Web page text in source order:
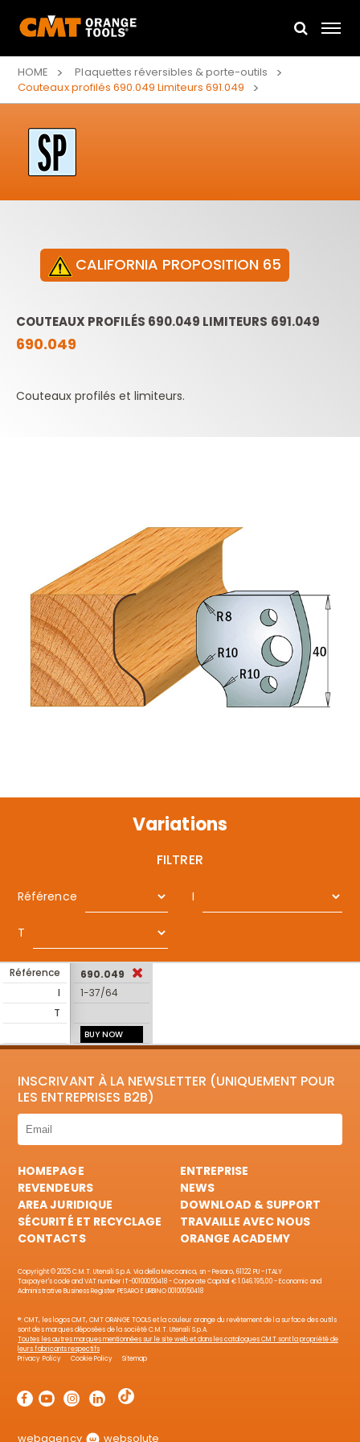
HOME
Plaquettes réversibles & porte-outils
Couteaux profilés 690.049 Limiteurs 691.049
CALIFORNIA PROPOSITION 65
COUTEAUX PROFILÉS 690.049 LIMITEURS 691.049
690.049
Couteaux profilés et limiteurs.
Variations
FILTRER
Référence I
T
Référence
I
T
690.049
1-37/64
BUY NOW
INSCRIVANT À LA NEWSLETTER (UNIQUEMENT POUR
LES ENTREPRISES B2B)
HOMEPAGE
ENTREPRISE
REVENDEURS
NEWS
AREA JURIDIQUE
DOWNLOAD & SUPPORT
SÉCURITÉ ET RECYCLAGE
TRAVAILLE AVEC NOUS
CONTACTS
ORANGE ACADEMY
Copyright © 2025 C.M.T. Utensili S.p.A. Via della Meccanica, sn - Pesaro, 61122 PU - ITALY
Taxpayer's code and VAT number IT-00100050418 - Corporate Capital € 1.046.195,00 - Economic and
Administrative Business Register PESARO E URBINO 00100050418
®: CMT, les logos CMT, CMT ORANGE TOOLS et la couleur orange du revêtement de la surface des outils
sont des marques déposées de la société C.M.T. Utensili S.p.A.
Toutes les autres marques mentionnées sur le site web et dans les catalogues CMT sont la propriété de
leurs fabricants respectifs
Privacy Policy
Cookie Policy Sitemap
webagency websolute